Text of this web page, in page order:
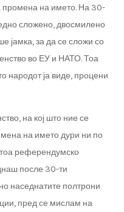
промена на името. На 30-
сложено, двосмилено
јамка, за да се сложи со
во ЕУ и НАТО. Тоа
народот ја виде, процени
на кој што ние се
на името дури ни по
референдумско
после 30-ти
наседнатите полтрони
пред се мислам на